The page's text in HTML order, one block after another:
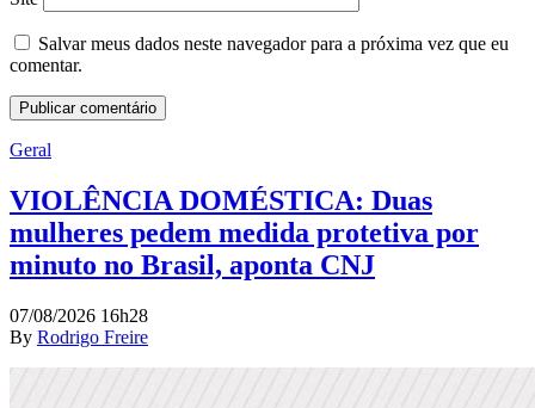
Salvar meus dados neste navegador para a próxima vez que eu
comentar.
Geral
VIOLÊNCIA DOMÉSTICA: Duas
mulheres pedem medida protetiva por
minuto no Brasil, aponta CNJ
07/08/2026 16h28
By Rodrigo Freire